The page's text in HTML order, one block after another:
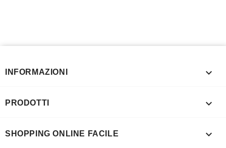
INFORMAZIONI 
PRODOTTI 
SHOPPING ONLINE FACILE 